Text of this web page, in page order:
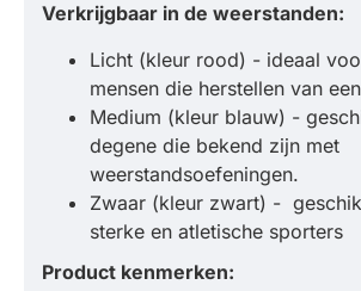
Verkrijgbaar in de weerstanden:
Licht (kleur rood) - ideaal
mensen die herstellen van
Medium (kleur blauw) -
degene die bekend zijn met
weerstandsoefeningen.
Zwaar (kleur zwart) -
sterke en atletische sporters
Product kenmerken: